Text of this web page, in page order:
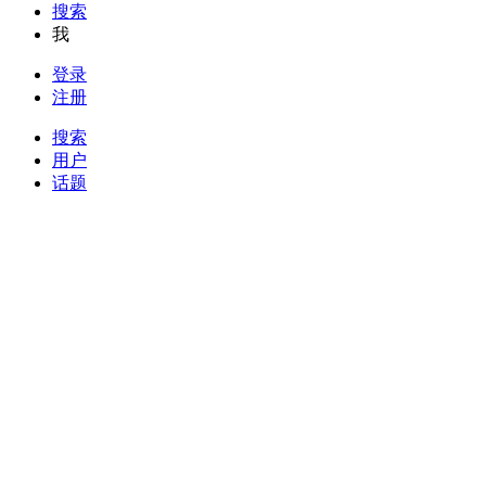
搜索
我
登录
注册
搜索
用户
话题